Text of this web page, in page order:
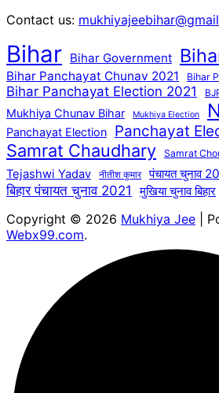
Contact us:
Bihar Bihar Government
Bihar Panchayat Chunav 2021 Bihar
Bihar Panchayat Election 2021
Mukhiya Chunav Bihar Mukhiya Election
Panchayat Election Panchayat
Samrat Chaudhary Samrat
Tejashwi Yadav नीतीश कुमार पंचायत चुनाव
बिहार पंचायत चुनाव 2021 मुखिया चुनाव बिहार
Copyright © 2026 Mukhiya Jee |
Webx99.com.